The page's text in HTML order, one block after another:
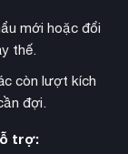
với nhiều cơ chế
nhân vật đều
mới hoặc đổi
thế.
còn lượt kích
đợi.
trợ: